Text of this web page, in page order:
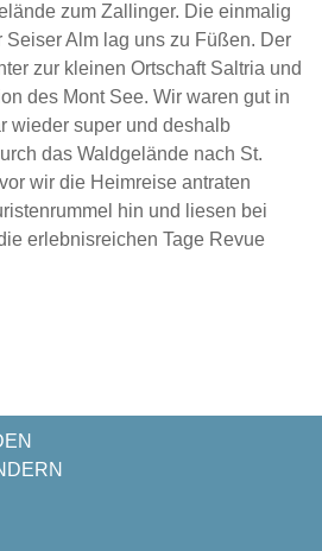
zum Zallinger. Die einmalig
Alm lag uns zu Füßen. Der
zur kleinen Ortschaft Saltria und
des Mont See. Wir waren gut in
wieder super und deshalb
das Waldgelände nach St.
wir die Heimreise antraten
hin und liesen bei
erlebnisreichen Tage Revue